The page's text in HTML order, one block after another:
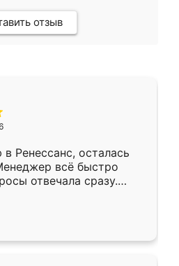
отзыв
Ренессанс, осталась
всё быстро
отвечала сразу.
субботу, подошёл к
Собрали
аккуратно, даже